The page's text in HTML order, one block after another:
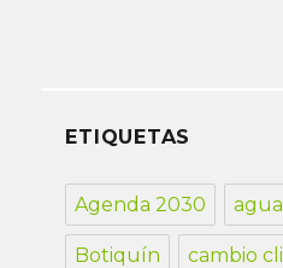
ETIQUETAS
Agenda 2030 agua
Botiquín cambio